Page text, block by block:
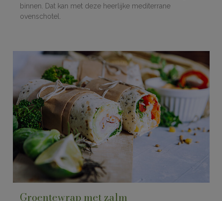
binnen. Dat kan met deze heerlijke mediterrane
ovenschotel.
Groentewrap met zalm